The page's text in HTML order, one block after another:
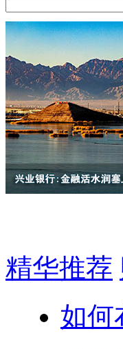
精华推荐
如何